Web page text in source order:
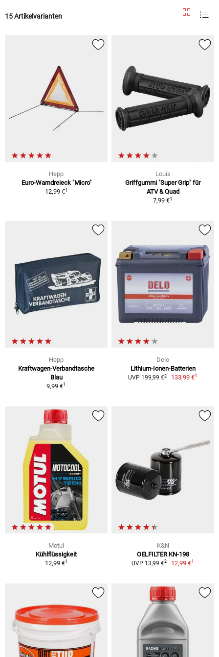
15 Artikelvarianten
Hepp
Euro-Warndreieck "Micro"
12,99 €1
Louis
Griffgummi "Super Grip" für
ATV & Quad
7,99 €1
Hepp
Kraftwagen-Verbandtasche
Blau
9,99 €1
Delo
Lithium-Ionen-Batterien
UVP 199,99 €2 133,99 €1
Motul
Kühlflüssigkeit
12,99 €1
K&N
OELFILTER KN-198
UVP 13,99 €2 12,99 €1